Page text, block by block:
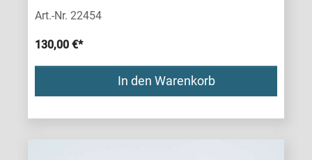
Ausfallbatterie.
Art.-Nr. 22454
130,00 €*
In den Warenkorb